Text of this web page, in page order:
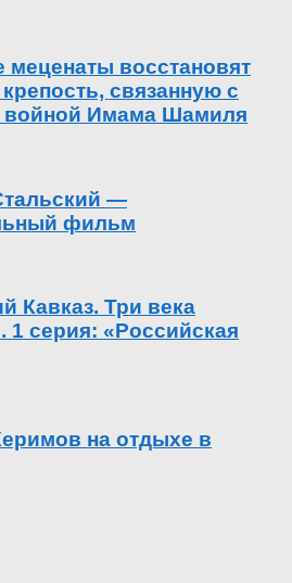
меценаты восстановят
связанную с
войной Имама Шамиля
—
фильм
Кавказ. Три века
1 серия: «Российская
на отдыхе в